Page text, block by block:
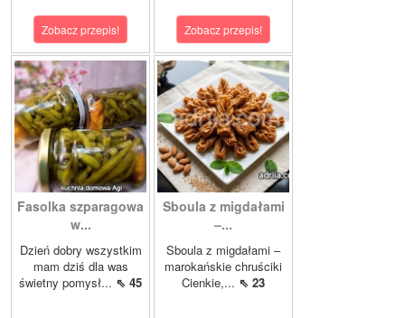
Zobacz przepis! Zobacz przepis!
Fasolka szparagowa
w...
Dzień dobry wszystkim
mam dziś dla was
świetny pomysł... ⇖ 45
Sboula z migdałami
–...
Sboula z migdałami –
marokańskie chruściki
Cienkie,... ⇖ 23